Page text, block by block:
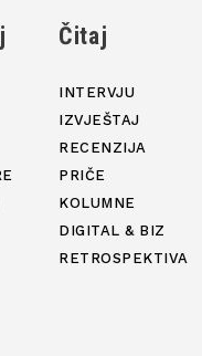
Čitaj
INTERVJU
IZVJEŠTAJ
RECENZIJA
PRIČE
KOLUMNE
DIGITAL & BIZ
RETROSPEKTIVA